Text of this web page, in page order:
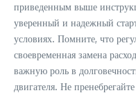
приведенным выше
уверенный и надежный
условиях. Помните, что
своевременная замена
важную роль в
двигателя. Не